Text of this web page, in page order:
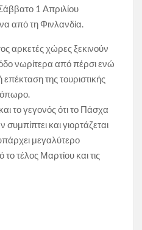
1 Απριλίου
από τη Φινλανδία.
αρκετές χώρες ξεκινούν
νωρίτερα από πέρσι ενώ
επέκταση της τουριστικής
το γεγονός ότι το Πάσχα
και γιορτάζεται
μεγαλύτερο
το τέλος Μαρτίου και τις